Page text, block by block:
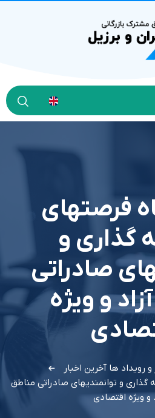
فرصتهای
گذاری و
صادراتی
و ویژه
و رویداد ها آخرین اخبار
گذاری و توانمندیهای صادراتی مناطق
و ویژه اقتصادی